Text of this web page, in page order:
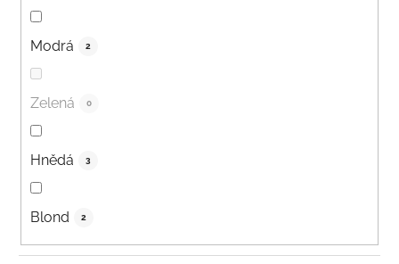
Modrá 2
Zelená 0
Hnědá 3
Blond 2